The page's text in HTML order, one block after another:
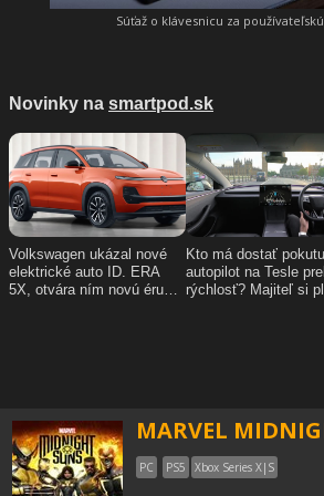
Súťaž o klávesnicu za
MARVEL
PC PS5 Xbox Series X|S